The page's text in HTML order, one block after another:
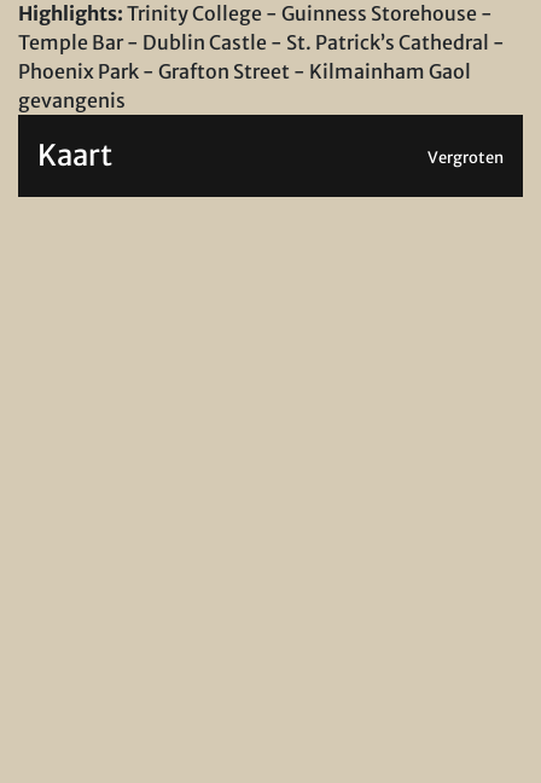
Highlights: Trinity College - Guinness Storehouse -
Temple Bar - Dublin Castle - St. Patrick’s Cathedral -
Phoenix Park - Grafton Street - Kilmainham Gaol
gevangenis
Kaart Vergroten